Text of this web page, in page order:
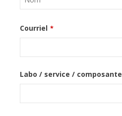
Courriel *
Labo / service / composante